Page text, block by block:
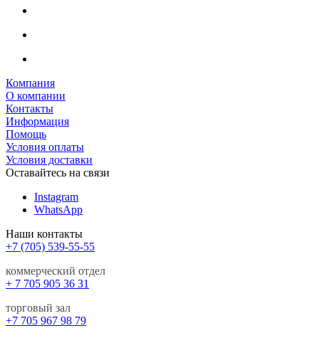
Компания
О компании
Контакты
Информация
Помощь
Условия оплаты
Условия доставки
Оставайтесь на связи
Instagram
WhatsApp
Наши контакты
+7 (705) 539-55-55
коммерческий отдел
+ 7 705 905 36 31
торговый зал
+7 705 967 98 79